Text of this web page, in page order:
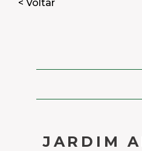
< Voltar
JARDIM